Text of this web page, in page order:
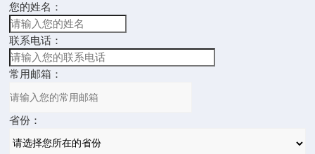
您的姓名：
联系电话：
常用邮箱：
省份：